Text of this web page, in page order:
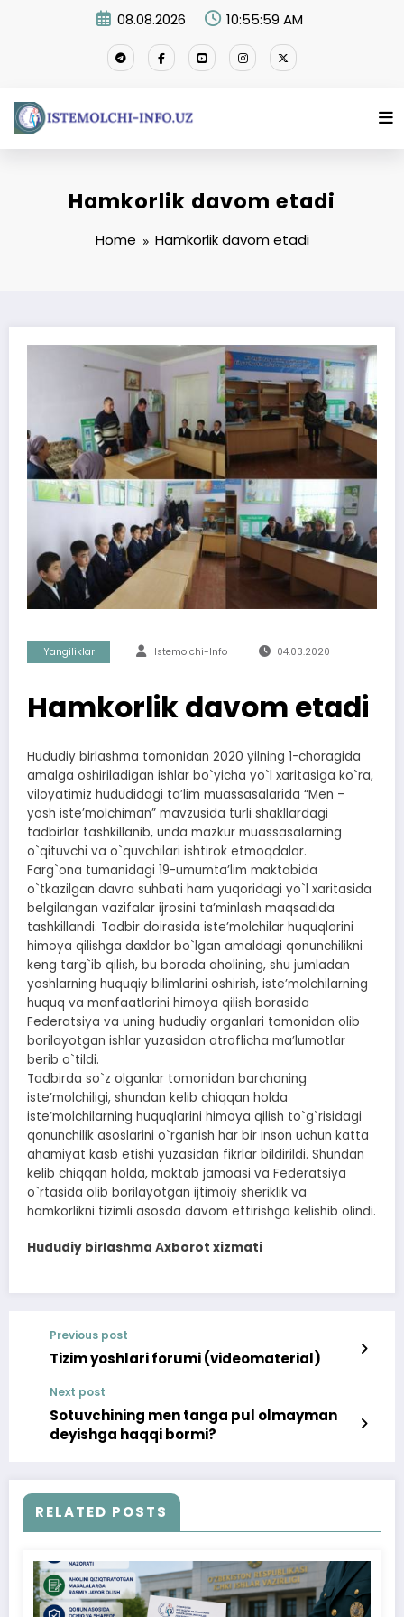
08.08.2026 10:55:59 AM
Hamkorlik davom etadi
Home Hamkorlik davom etadi
Yangiliklar Istemolchi-Info 04.03.2020
Hamkorlik davom etadi
Hududiy birlashma tomonidan 2020 yilning 1-choragida
amalga oshiriladigan ishlar bo`yicha yo`l xaritasiga ko`ra,
viloyatimiz hududidagi taʼlim muassasalarida “Men –
yosh isteʼmolchiman” mavzusida turli shakllardagi
tadbirlar tashkillanib, unda mazkur muassasalarning
o`qituvchi va o`quvchilari ishtirok etmoqdalar.
Farg`ona tumanidagi 19-umumtaʼlim maktabida
o`tkazilgan davra suhbati ham yuqoridagi yo`l xaritasida
belgilangan vazifalar ijrosini taʼminlash maqsadida
tashkillandi. Tadbir doirasida isteʼmolchilar huquqlarini
himoya qilishga daxldor bo`lgan amaldagi qonunchilikni
keng targ`ib qilish, bu borada aholining, shu jumladan
yoshlarning huquqiy bilimlarini oshirish, isteʼmolchilarning
huquq va manfaatlarini himoya qilish borasida
Federatsiya va uning hududiy organlari tomonidan olib
borilayotgan ishlar yuzasidan atroflicha maʼlumotlar
berib o`tildi.
Tadbirda so`z olganlar tomonidan barchaning
isteʼmolchiligi, shundan kelib chiqqan holda
isteʼmolchilarning huquqlarini himoya qilish to`g`risidagi
qonunchilik asoslarini o`rganish har bir inson uchun katta
ahamiyat kasb etishi yuzasidan fikrlar bildirildi. Shundan
kelib chiqqan holda, maktab jamoasi va Federatsiya
o`rtasida olib borilayotgan ijtimoiy sheriklik va
hamkorlikni tizimli asosda davom ettirishga kelishib olindi.
Hududiy birlashma Аxborot xizmati
Previous post
Tizim yoshlari forumi (videomaterial)
Next post
Sotuvchining men tanga pul olmayman
deyishga haqqi bormi?
RELATED POSTS